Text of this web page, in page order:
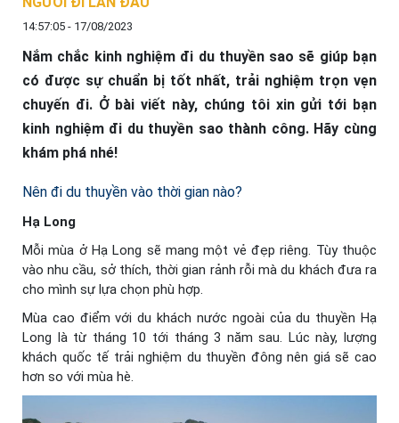
14:57:05 - 17/08/2023
Nắm chắc kinh nghiệm đi du thuyền sao sẽ giúp bạn
có được sự chuẩn bị tốt nhất, trải nghiệm trọn vẹn
chuyến đi. Ở bài viết này, chúng tôi xin gửi tới bạn
kinh nghiệm đi du thuyền sao thành công. Hãy cùng
khám phá nhé!
Nên đi du thuyền vào thời gian nào?
Hạ Long
Mỗi mùa ở Hạ Long sẽ mang một vẻ đẹp riêng. Tùy thuộc
vào nhu cầu, sở thích, thời gian rảnh rỗi mà du khách đưa ra
cho mình sự lựa chọn phù hợp.
Mùa cao điểm với du khách nước ngoài của du thuyền Hạ
Long là từ tháng 10 tới tháng 3 năm sau. Lúc này, lượng
khách quốc tế trải nghiệm du thuyền đông nên giá sẽ cao
hơn so với mùa hè.